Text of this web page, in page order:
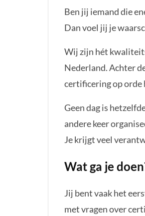
📍 Bodegraven
✉ Direct
Ben jij iemand die
Dan voel jij je
Wij zijn hét
Nederland. Achter
certificering op orde
Geen dag is
andere keer
Je krijgt veel
Wat ga je
Jij bent vaak het
met vragen over